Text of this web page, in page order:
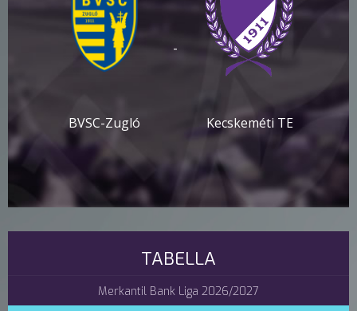
BVSC-Zugló
-
Kecskeméti TE
TABELLA
Merkantil Bank Liga 2026/2027